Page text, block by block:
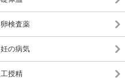
検査薬
の病気
工授精